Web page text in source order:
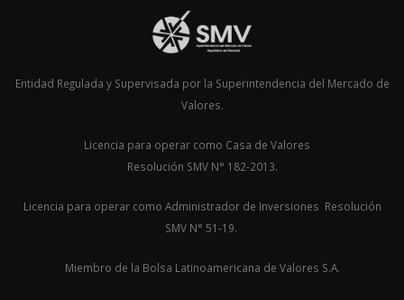
Entidad Regulada y Supervisada por la Superintendencia del Mercado de
Valores.
Licencia para operar como Casa de Valores
Resolución SMV N° 182-2013.
Licencia para operar como Administrador de Inversiones Resolución
SMV N° 51-19.
Miembro de la Bolsa Latinoamericana de Valores S.A.